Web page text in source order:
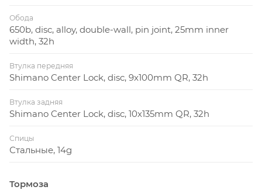
Обода
650b, disc, alloy, double-wall, pin joint, 25mm inner
width, 32h
Втулка передняя
Shimano Center Lock, disc, 9x100mm QR, 32h
Втулка задняя
Shimano Center Lock, disc, 10x135mm QR, 32h
Спицы
Стальные, 14g
Тормоза